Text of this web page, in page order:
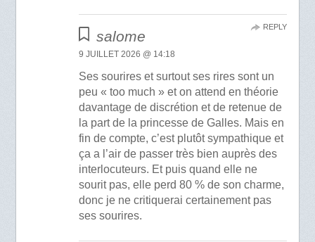
salome
9 JUILLET 2026 @ 14:18
Ses sourires et surtout ses rires sont un
peu « too much » et on attend en théorie
davantage de discrétion et de retenue de
la part de la princesse de Galles. Mais en
fin de compte, c’est plutôt sympathique et
ça a l’air de passer très bien auprès des
interlocuteurs. Et puis quand elle ne
sourit pas, elle perd 80 % de son charme,
donc je ne critiquerai certainement pas
ses sourires.
REPLY